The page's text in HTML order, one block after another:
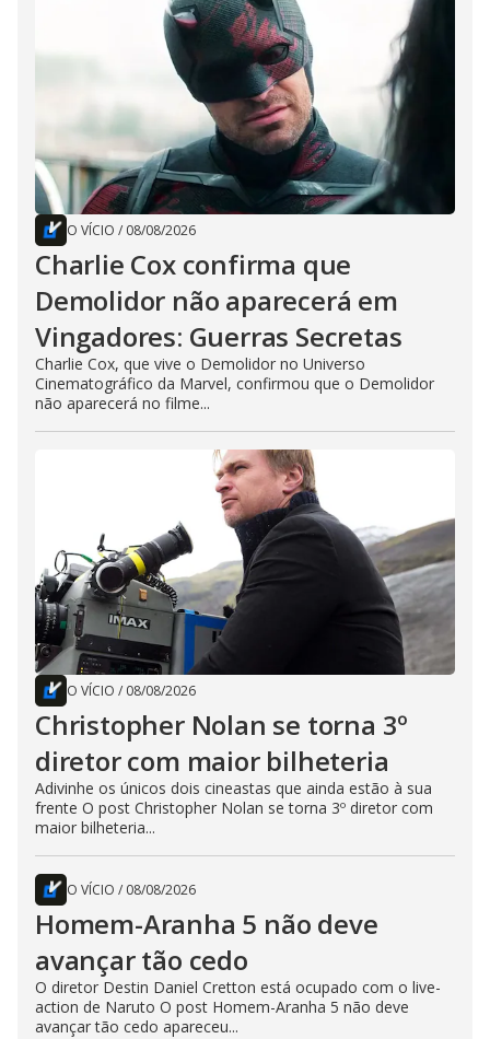
O VÍCIO / 08/08/2026
Charlie Cox confirma que
Demolidor não aparecerá em
Vingadores: Guerras Secretas
Charlie Cox, que vive o Demolidor no Universo
Cinematográfico da Marvel, confirmou que o Demolidor
não aparecerá no filme...
O VÍCIO / 08/08/2026
Christopher Nolan se torna 3º
diretor com maior bilheteria
Adivinhe os únicos dois cineastas que ainda estão à sua
frente O post Christopher Nolan se torna 3º diretor com
maior bilheteria...
O VÍCIO / 08/08/2026
Homem-Aranha 5 não deve
avançar tão cedo
O diretor Destin Daniel Cretton está ocupado com o live-
action de Naruto O post Homem-Aranha 5 não deve
avançar tão cedo apareceu...